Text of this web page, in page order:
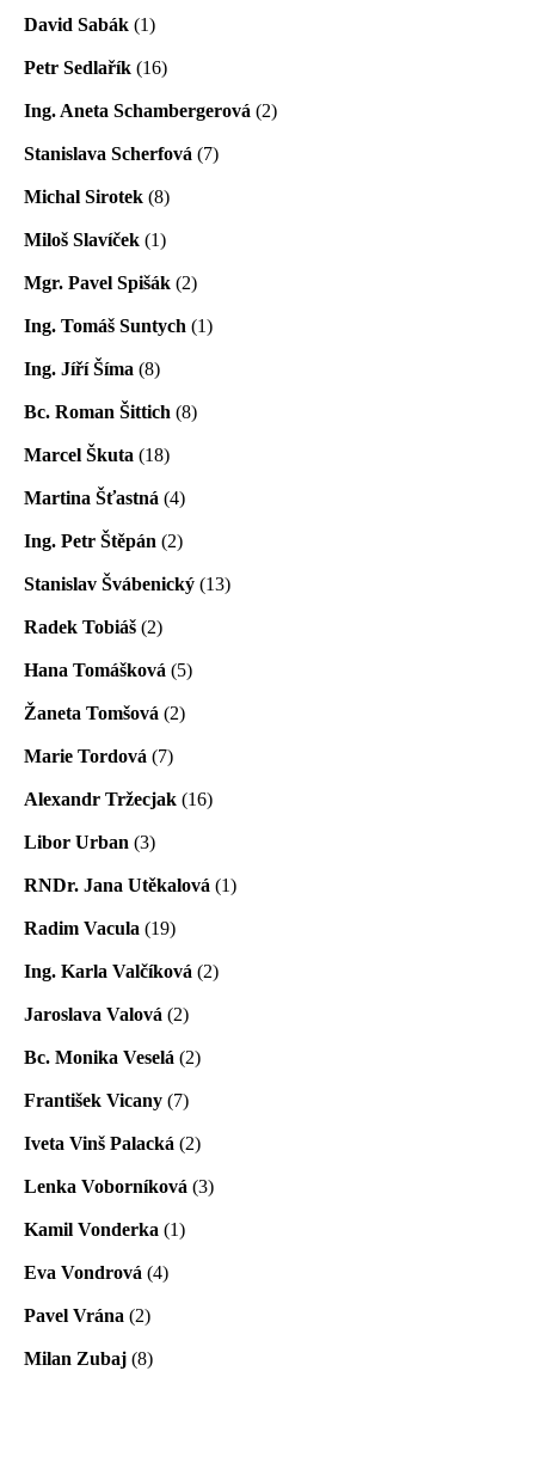
David Sabák (1)
Petr Sedlařík (16)
Ing. Aneta Schambergerová (2)
Stanislava Scherfová (7)
Michal Sirotek (8)
Miloš Slavíček (1)
Mgr. Pavel Spišák (2)
Ing. Tomáš Suntych (1)
Ing. Jíří Šíma (8)
Bc. Roman Šittich (8)
Marcel Škuta (18)
Martina Šťastná (4)
Ing. Petr Štěpán (2)
Stanislav Švábenický (13)
Radek Tobiáš (2)
Hana Tomášková (5)
Žaneta Tomšová (2)
Marie Tordová (7)
Alexandr Tržecjak (16)
Libor Urban (3)
RNDr. Jana Utěkalová (1)
Radim Vacula (19)
Ing. Karla Valčíková (2)
Jaroslava Valová (2)
Bc. Monika Veselá (2)
František Vicany (7)
Iveta Vinš Palacká (2)
Lenka Voborníková (3)
Kamil Vonderka (1)
Eva Vondrová (4)
Pavel Vrána (2)
Milan Zubaj (8)